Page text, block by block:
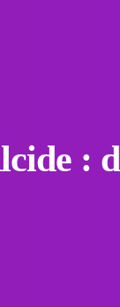
: